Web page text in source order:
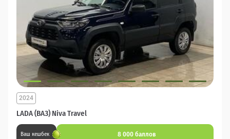
LADA (ВАЗ) Niva Travel
2024
Ваш кешбек 8 000 баллов